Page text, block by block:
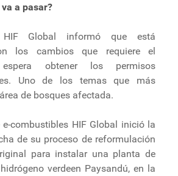
a pasar?
Global informó que está
los cambios que requiere el
obtener los permisos
Uno de los temas que más
de bosques afectada.
e-combustibles HIF Global inició la
de su proceso de reformulación
para instalar una planta de
verdeen Paysandú, en la